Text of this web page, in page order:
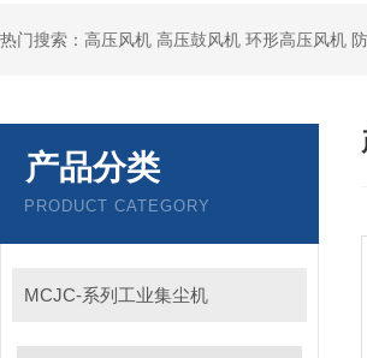
热门搜索：高压风机 高压鼓风机 环形高压风机
产品分类
PRODUCT CATEGORY
MCJC-系列工业集尘机